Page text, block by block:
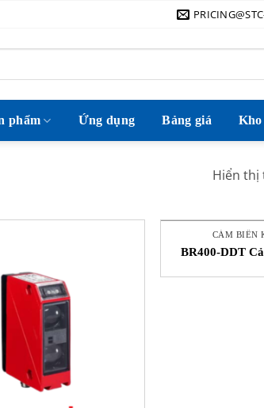
phẩm Ứng dụng Bảng giá Kho
Hiển thị
CẢM BIẾN
BR400-DDT